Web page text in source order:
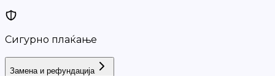
Сигурно плаќање
Замена и рефундација